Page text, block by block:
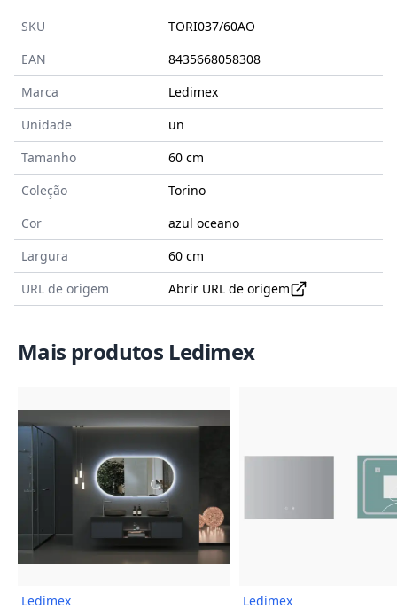
SKU
TORI037/60AO
EAN
8435668058308
Marca
Ledimex
Unidade
un
Tamanho
60 cm
Coleção
Torino
Cor
azul oceano
Largura
60 cm
URL de origem
Abrir URL de origem
Mais produtos Ledimex
Imagem do Produto
Ledimex Ledimex